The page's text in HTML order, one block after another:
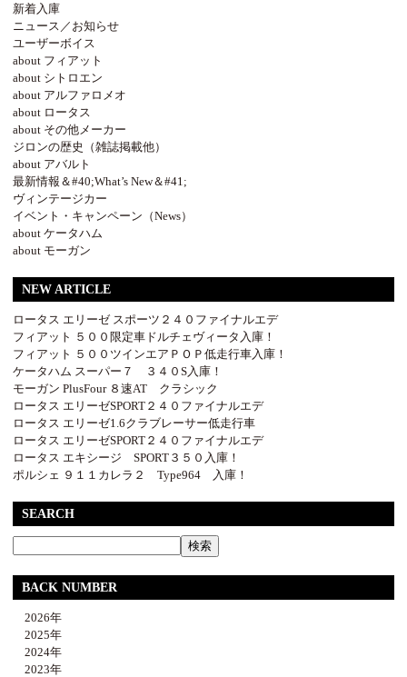
新着入庫
ニュース／お知らせ
ユーザーボイス
about フィアット
about シトロエン
about アルファロメオ
about ロータス
about その他メーカー
ジロンの歴史（雑誌掲載他）
about アバルト
最新情報＆#40;What’s New＆#41;
ヴィンテージカー
イベント・キャンペーン（News）
about ケータハム
about モーガン
NEW ARTICLE
ロータス エリーゼ スポーツ２４０ファイナルエデ
フィアット ５００限定車ドルチェヴィータ入庫！
フィアット ５００ツインエアＰＯＰ低走行車入庫！
ケータハム スーパー７ ３４０S入庫！
モーガン PlusFour ８速AT クラシック
ロータス エリーゼSPORT２４０ファイナルエデ
ロータス エリーゼ1.6クラブレーサー低走行車
ロータス エリーゼSPORT２４０ファイナルエデ
ロータス エキシージ SPORT３５０入庫！
ポルシェ ９１１カレラ２ Type964 入庫！
SEARCH
BACK NUMBER
2026年
2025年
2024年
2023年